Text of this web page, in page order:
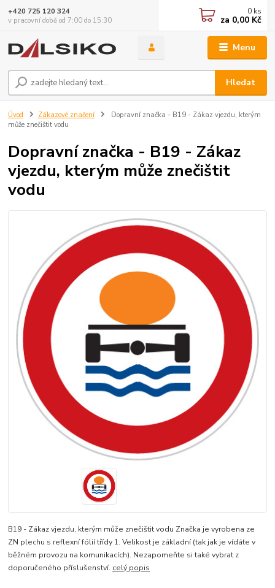
Menu
Hledat
+420 725 120 324
v pracovní době od 7:00 do 15:30
0 ks
za 0,00 Kč
Úvod Zákazové značení
Dopravní značka - B19 - Zákaz vjezdu, kterým
může znečištit vodu
Dopravní značka - B19 - Zákaz
vjezdu, kterým může znečištit
vodu
B19 - Zákaz vjezdu, kterým může znečištit vodu Značka je vyrobena ze
ZN plechu s reflexní fólií třídy 1. Velikost je základní (tak jak je vídáte v
běžném provozu na komunikacích). Nezapomeňte si také vybrat z
doporučeného příslušenství. celý popis